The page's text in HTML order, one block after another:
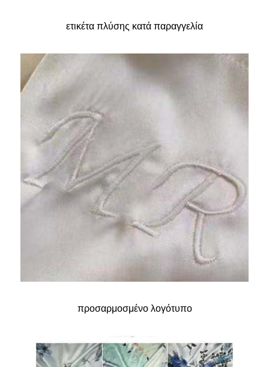
ετικέτα πλύσης κατά παραγγελία
προσαρμοσμένο λογότυπο